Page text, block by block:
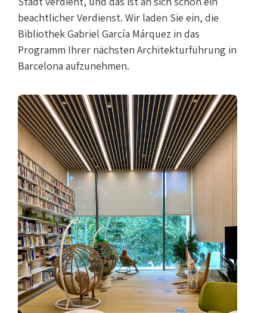
beachtlicher Verdienst. Wir laden Sie ein, die
Bibliothek Gabriel García Márquez in das
Programm Ihrer nächsten Architekturführung in
Barcelona aufzunehmen.